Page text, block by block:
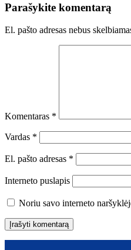
Parašykite komentarą
El. pašto adresas nebus
Komentaras *
Vardas *
El. pašto adresas *
Interneto puslapis
Noriu savo interneto